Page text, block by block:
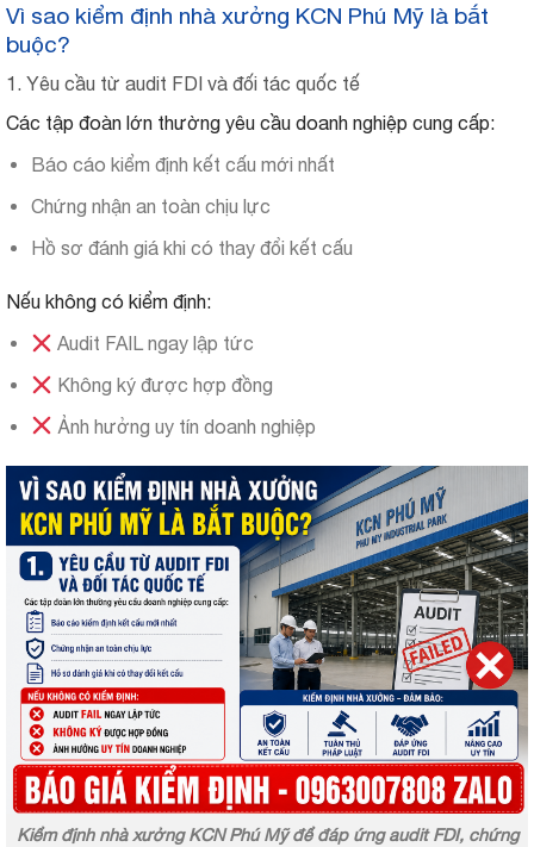
Vì sao kiểm định nhà xưởng KCN Phú Mỹ là bắt
buộc?
1. Yêu cầu từ audit FDI và đối tác quốc tế
Các tập đoàn lớn thường yêu cầu doanh nghiệp cung cấp:
Báo cáo kiểm định kết cấu mới nhất
Chứng nhận an toàn chịu lực
Hồ sơ đánh giá khi có thay đổi kết cấu
Nếu không có kiểm định:
Audit FAIL ngay lập tức
Không ký được hợp đồng
Ảnh hưởng uy tín doanh nghiệp
Kiểm định nhà xưởng KCN Phú Mỹ để đáp ứng audit FDI, chứng